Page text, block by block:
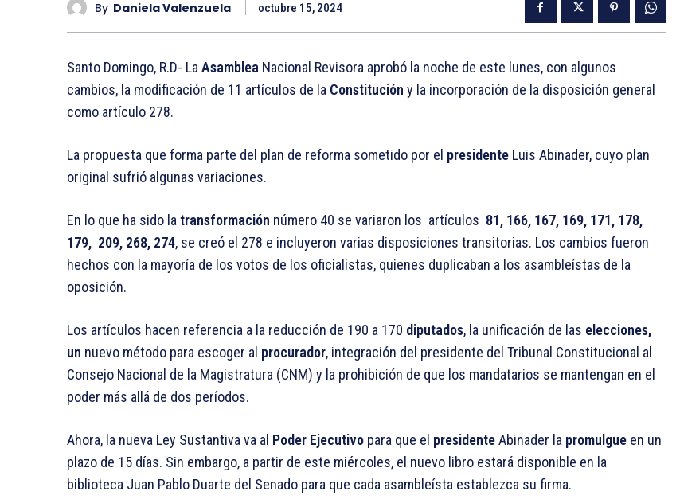
By Daniela Valenzuela octubre 15, 2024
Santo Domingo, R.D- LaAsamblea Nacional Revisora aprobó la noche de este lunes, con algunos
cambios, la modificación de 11 artículos de la Constitución y la incorporación de la disposición general
como artículo 278.
La propuesta que forma parte del plan de reforma sometido por el presidente Luis Abinader, cuyo plan
original sufrió algunas variaciones.
En lo que ha sido latransformación número 40 se variaron los artículos 81, 166, 167, 169, 171, 178,
179, 209, 268, 274, se creó el 278 e incluyeron varias disposiciones transitorias. Los cambios fueron
hechos con la mayoría de los votos de los oficialistas, quienes duplicaban a los asambleístas de la
oposición.
Los artículos hacen referencia a la reducción de 190 a 170 diputados, la unificación de las elecciones,
un nuevo método para escoger al procurador, integración del presidente del Tribunal Constitucional al
Consejo Nacional de la Magistratura (CNM) y la prohibición de que los mandatarios se mantengan en el
poder más allá de dos períodos.
Ahora, la nueva Ley Sustantiva va al Poder Ejecutivo para que el presidenteAbinader la promulgue en un
plazo de 15 días. Sin embargo, a partir de este miércoles, el nuevo libro estará disponible en la
biblioteca Juan Pablo Duarte del Senado para que cada asambleísta establezca su firma.